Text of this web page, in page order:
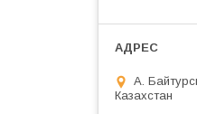
А.
Казахстан